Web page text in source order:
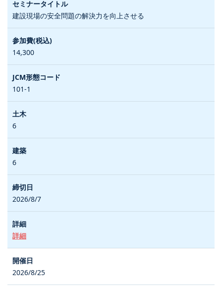
建設現場の安全問題の解決力を向上させる
14,300
101-1
6
6
2026/8/7
詳細
2026/8/25